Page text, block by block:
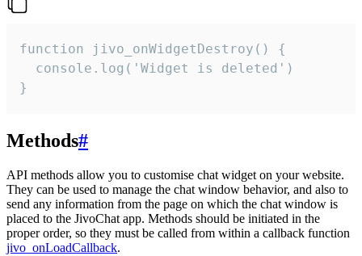
function jivo_onWidgetDestroy() {
  console.log('Widget is deleted')
}
Methods#
API methods allow you to customise chat widget on your website.
They can be used to manage the chat window behavior, and also to
send any information from the page on which the chat window is
placed to the JivoChat app. Methods should be initiated in the
proper order, so they must be called from within a callback function
jivo_onLoadCallback.